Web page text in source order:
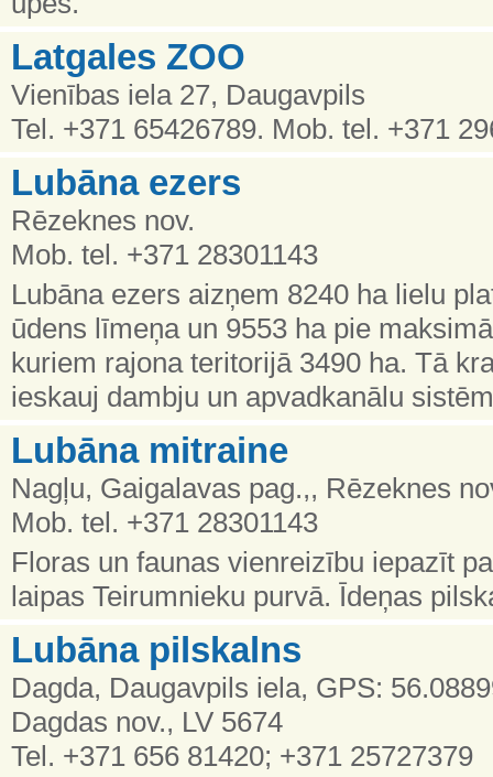
Latgales ZOO
Vienības iela 27, Daugavpils
Tel. +371 65426789. Mob. tel. +371
Lubāna ezers
Rēzeknes nov.
Mob. tel. +371 28301143
Lubāna ezers aizņem 8240 ha lielu
ūdens līmeņa un 9553 ha pie
kuriem rajona teritorijā 3490 ha. Tā
ieskauj dambju un apvadkanālu
Lubāna mitraine
Nagļu, Gaigalavas pag.,, Rēzeknes
Mob. tel. +371 28301143
Floras un faunas vienreizību iepazīt
laipas Teirumnieku purvā. Īdeņas
Lubāna pilskalns
Dagda, Daugavpils iela, GPS:
Dagdas nov., LV 5674
Tel. +371 656 81420; +371 25727379